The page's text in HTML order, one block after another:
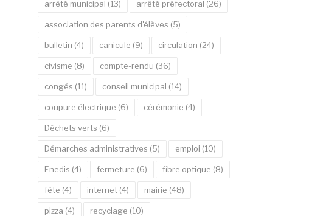
arrêté municipal (13) arrêté préfectoral (26)
association des parents d'élèves (5)
bulletin (4) canicule (9) circulation (24)
civisme (8) compte-rendu (36)
congés (11) conseil municipal (14)
coupure électrique (6) cérémonie (4)
Déchets verts (6)
Démarches administratives (5) emploi (10)
Enedis (4) fermeture (6) fibre optique (8)
fête (4) internet(4) mairie (48)
pizza (4) recyclage (10)